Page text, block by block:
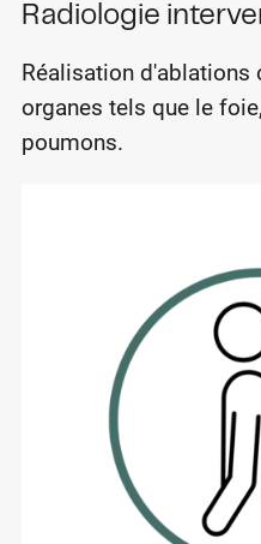
Radiologie
Réalisation d'ablations
organes tels que le
poumons.